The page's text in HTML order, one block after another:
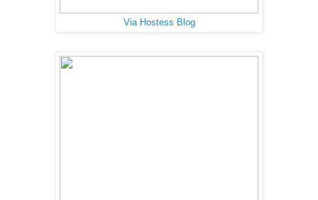
Via Hostess Blog